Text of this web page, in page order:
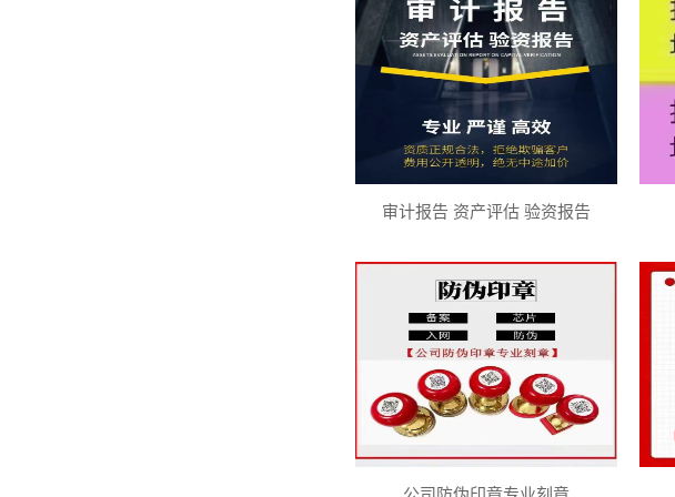
审计报告 资产评估 验资报告